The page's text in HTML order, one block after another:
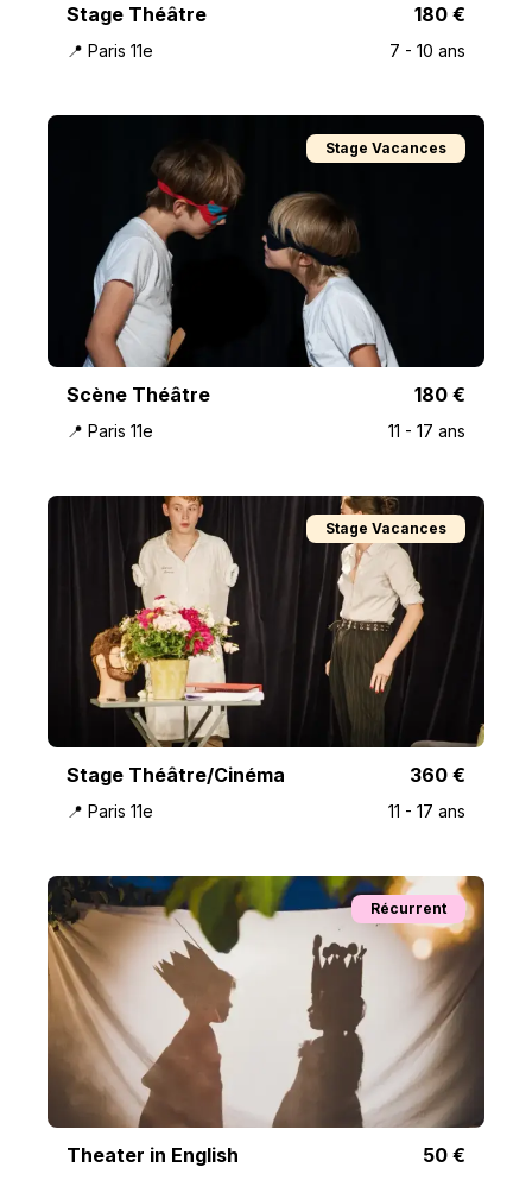
Stage Théâtre 180 €
📍 Paris 11e 7 - 10 ans
Stage Vacances
Scène Théâtre 180 €
📍 Paris 11e 11 - 17 ans
Stage Vacances
Stage Théâtre/Cinéma 360 €
📍 Paris 11e 11 - 17 ans
Récurrent
Theater in English 50 €